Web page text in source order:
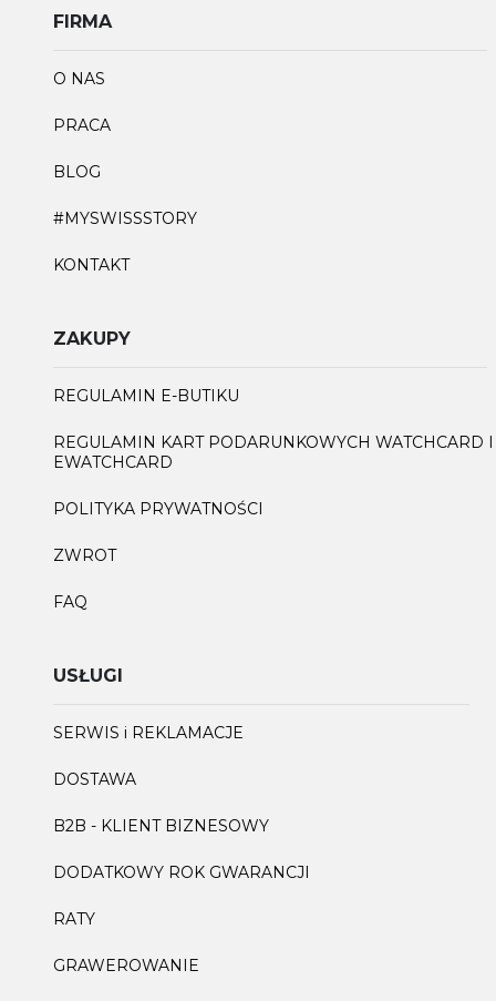
FIRMA
O NAS
PRACA
BLOG
#MYSWISSSTORY
KONTAKT
ZAKUPY
REGULAMIN E-BUTIKU
REGULAMIN KART PODARUNKOWYCH WATCHCARD I
EWATCHCARD
POLITYKA PRYWATNOŚCI
ZWROT
FAQ
USŁUGI
SERWIS i REKLAMACJE
DOSTAWA
B2B - KLIENT BIZNESOWY
DODATKOWY ROK GWARANCJI
RATY
GRAWEROWANIE